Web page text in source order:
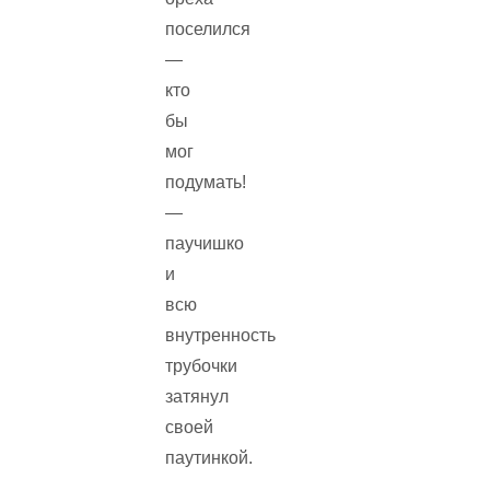
поселился
—
кто
бы
мог
подумать!
—
паучишко
и
всю
внутренность
трубочки
затянул
своей
паутинкой.